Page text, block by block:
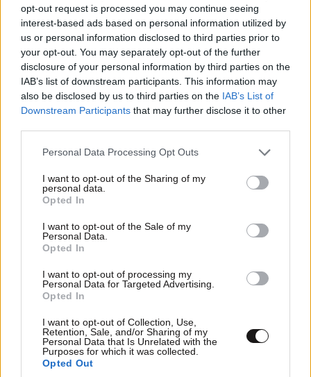
opt-out request is processed you may continue seeing
interest-based ads based on personal information utilized by
us or personal information disclosed to third parties prior to
your opt-out. You may separately opt-out of the further
disclosure of your personal information by third parties on the
IAB’s list of downstream participants. This information may
also be disclosed by us to third parties on the IAB’s List of
Downstream Participants that may further disclose it to other
Please note that this website/app uses one or more Google
not limited to your visit or usage behaviour. You may click to
grant or deny consent to Google and its third-party tags to
use your data for below specified purposes in below Google
consent section.
Personal Data Processing Opt Outs
I want to opt-out of the Sharing of my
personal data.
Opted In
I want to opt-out of the Sale of my
Personal Data.
Opted In
I want to opt-out of processing my
Personal Data for Targeted Advertising.
Opted In
I want to opt-out of Collection, Use,
Retention, Sale, and/or Sharing of my
Personal Data that Is Unrelated with the
Purposes for which it was collected.
Opted Out